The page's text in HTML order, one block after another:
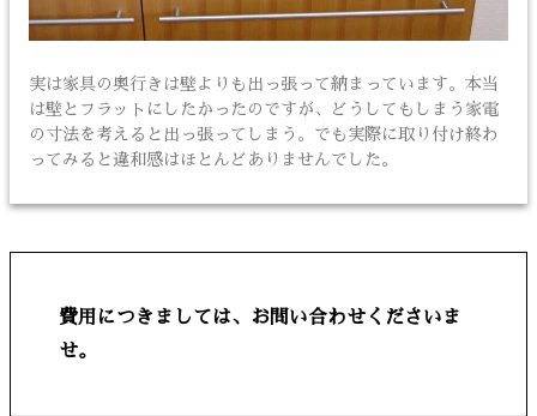
実は家具の奥行きは壁よりも出っ張って納まっています。本当
は壁とフラットにしたかったのですが、どうしてもしまう家電
の寸法を考えると出っ張ってしまう。でも実際に取り付け終わ
ってみると違和感はほとんどありませんでした。
費用につきましては、お問い合わせくださいま
せ。